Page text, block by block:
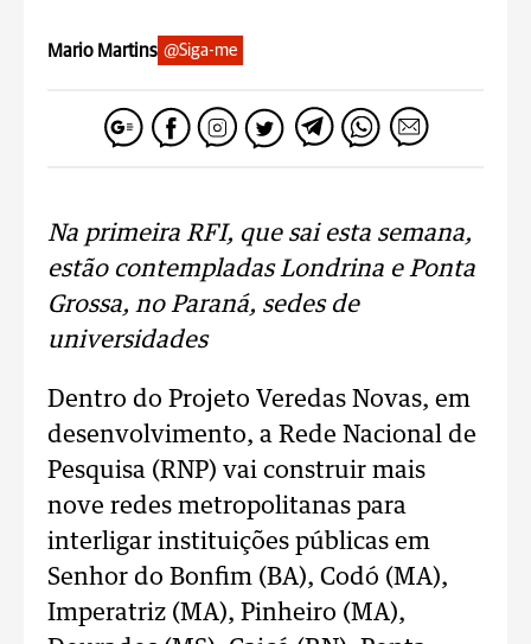
Mario Martins @Siga-me
Na primeira RFI, que sai esta semana,
estão contempladas Londrina e Ponta
Grossa, no Paraná, sedes de
universidades
Dentro do Projeto Veredas Novas, em
desenvolvimento, a Rede Nacional de
Pesquisa (RNP) vai construir mais
nove redes metropolitanas para
interligar instituições públicas em
Senhor do Bonfim (BA), Codó (MA),
Imperatriz (MA), Pinheiro (MA),